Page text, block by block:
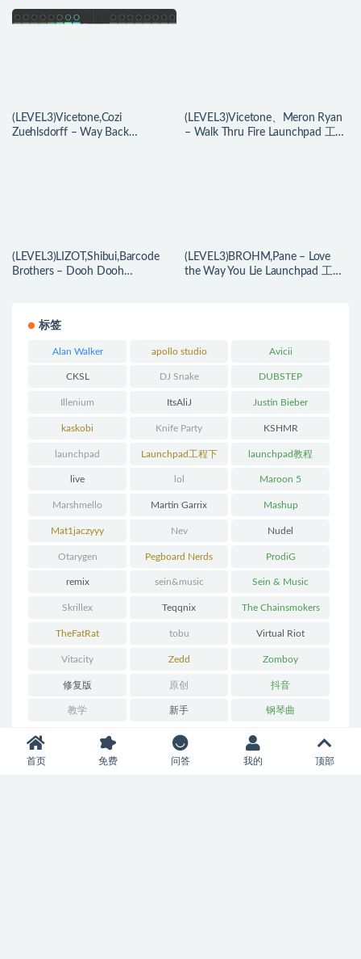
(LEVEL3)Vicetone,Cozi
Zuehlsdorff – Way Back
(LEVEL3)Vicetone、Meron Ryan
– Walk Thru Fire Launchpad 工程
(LEVEL3)LIZOT,Shibui,Barcode
Brothers – Dooh Dooh
(LEVEL3)BROHM,Pane – Love
the Way You Lie Launchpad 工程
标签
Alan Walker apollo studio Avicii
CKSL DJ Snake DUBSTEP
Illenium ItsAliJ Justin Bieber
kaskobi Knife Party KSHMR
launchpad Launchpad工程下
载
launchpad教程
live lol Maroon 5
Marshmello Martin Garrix Mashup
Mat1jaczyyy Nev Nudel
Otarygen Pegboard Nerds ProdiG
remix sein&music Sein & Music
Skrillex Teqqnix The Chainsmokers
TheFatRat tobu Virtual Riot
Vitacity Zedd Zomboy
修复版 原创 抖音
教学 新手 钢琴曲
首页 免费 问答 我的 顶部